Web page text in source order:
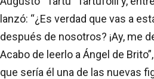
lanzó: “¿Es verdad que vas a
después de nosotros? ¡Ay, me
Acabo de leerlo a Ángel de
que sería él una de las nuevas